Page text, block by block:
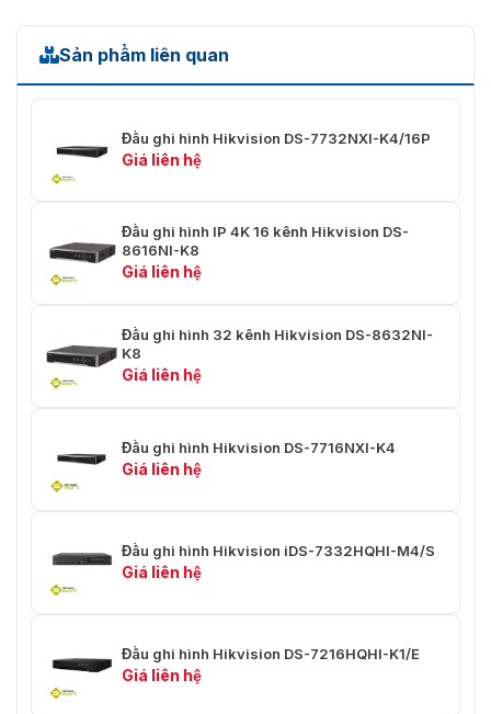
đầu ra
Đầu vào HDMI
1600×1200/60Hz, 1280x1024/60Hz,
1280x720/60Hz, 1024x768/60Hz
1280x1024/60Hz, 1280x720/60Hz
Chế độ đầu ra
Đầu ra độc lập HDMI/VGA
Đầu ra CVBS N/A
Đầu vào âm
Âm thanh hai
chiều
1-ch, RCA (2.0 Vp-p, 1 KΩ, sử dụng
đầu vào âm thanh)
Định dạng
H.265/H.265+/H.264+/H.264
2CIF/ CIF/ QCIF
Phát lại đồng
Sản phẩm liên quan
Đầu ghi hình Hikvision DS-7732NXI-K4/16P
Giá liên hệ
Đầu ghi hình IP 4K 16 kênh Hikvision DS-
8616NI-K8
Giá liên hệ
Đầu ghi hình 32 kênh Hikvision DS-8632NI-
K8
Giá liên hệ
Đầu ghi hình Hikvision DS-7716NXI-K4
Giá liên hệ
Đầu ghi hình Hikvision iDS-7332HQHI-M4/S
Giá liên hệ
Đầu ghi hình Hikvision DS-7216HQHI-K1/E
Giá liên hệ